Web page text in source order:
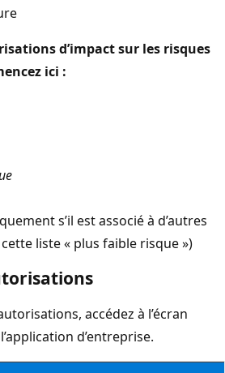
d’impact sur les risques
ici :
s’il est associé à d’autres
liste « plus faible risque »)
accédez à l’écran
d’entreprise.